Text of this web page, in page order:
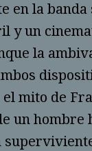
en la
y un
la
mito de
un